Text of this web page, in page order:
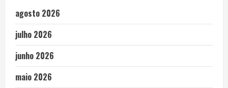
agosto 2026
julho 2026
junho 2026
maio 2026